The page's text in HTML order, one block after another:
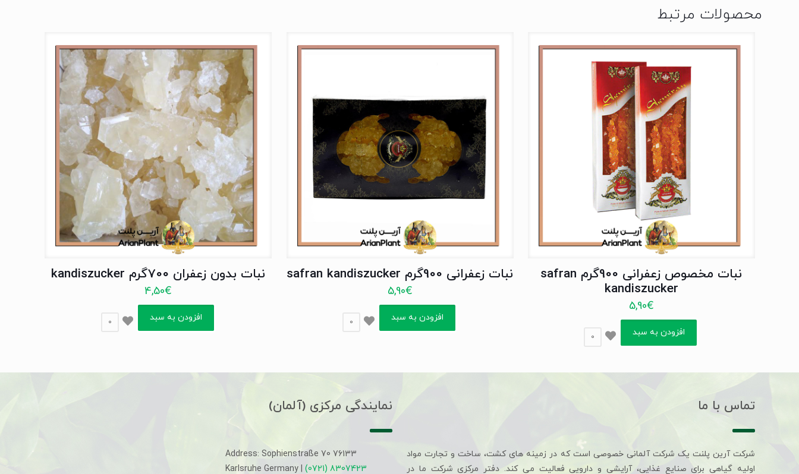
محصولات مرتبط
نبات مخصوص زعفرانی 900گرم safran
kandiszucker
5,90€
افزودن به سبد 0
نبات زعفرانی 900گرم safran kandiszucker
5,90€
افزودن به سبد 0
نبات بدون زعفران 700گرم kandiszucker
4,50€
افزودن به سبد 0
تماس با ما
شرکت آرین پلنت یک شرکت آلمانی خصوصی است که در زمینه های کشت، ساخت و تجارت مواد
اولیه گیاهی برای صنایع غذایی، آرایشی و دارویی فعالیت می کند. دفتر مرکزی شرکت ما در
نمایندگی مرکزی (آلمان)
Address: Sophienstraße 70 76133
Karlsruhe Germany | (0721) 8307423